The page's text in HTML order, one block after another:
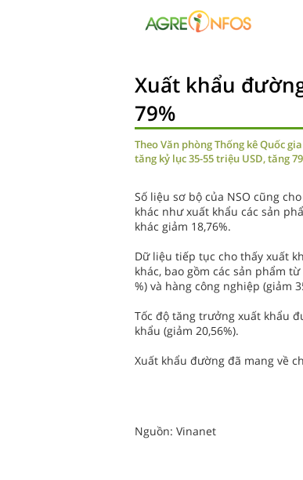
Xuất khẩu
79%
Theo Văn phòng Thống kê Quốc
tăng kỷ lục 35-55 triệu USD, tăng
Số liệu sơ bộ của NSO cũng
khác như xuất khẩu các sản
khác giảm 18,76%.
Dữ liệu tiếp tục cho thấy xuất
khác, bao gồm các sản phẩm
%) và hàng công nghiệp (giảm
Tốc độ tăng trưởng xuất khẩu
khẩu (giảm 20,56%).
Xuất khẩu đường đã mang về
Nguồn: Vinanet